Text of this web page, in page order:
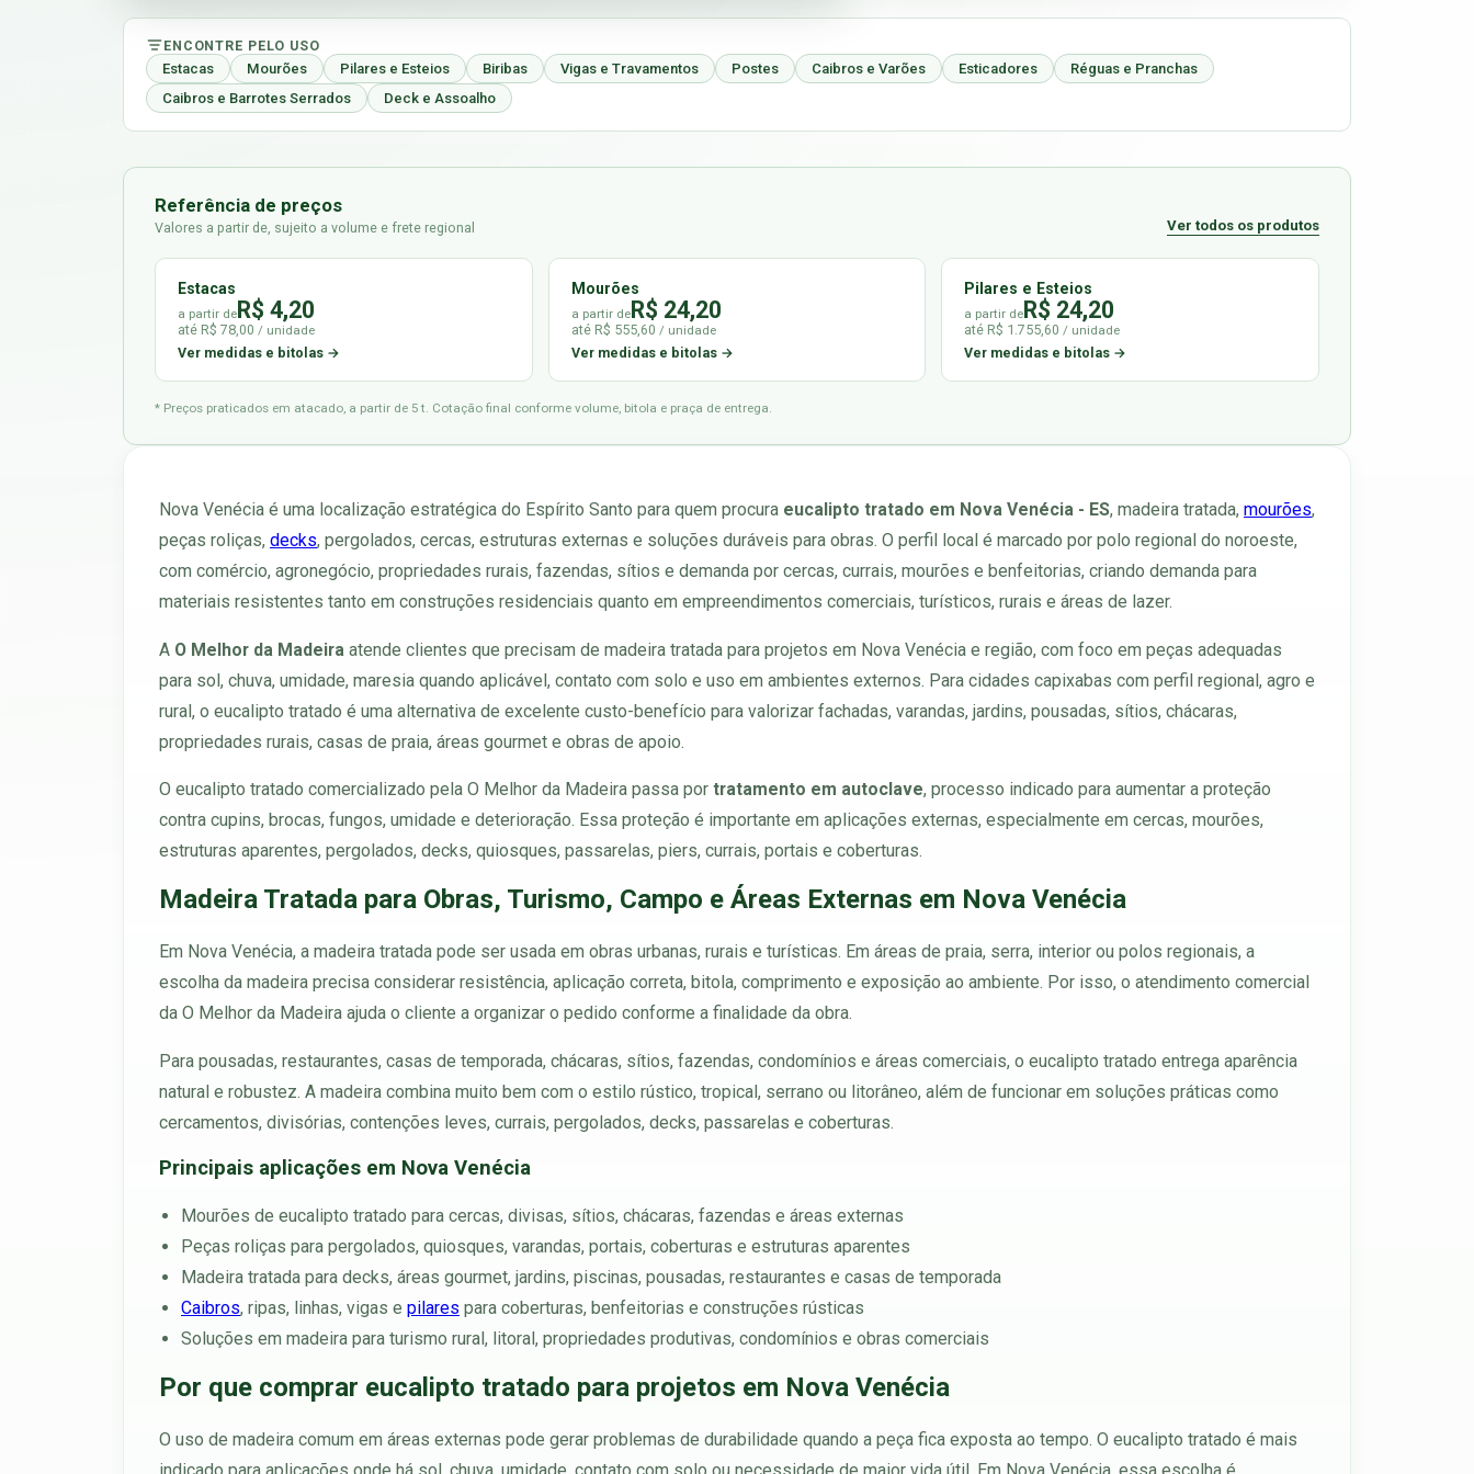
ENCONTRE PELO USO
Estacas
Mourões Pilares e Esteios Biribas Vigas e Travamentos Postes Caibros e Varões Esticadores
Réguas e Pranchas
Caibros e Barrotes Serrados
Deck e Assoalho
Referência de preços
Valores a partir de, sujeito a volume e frete regional Ver todos os produtos
Estacas
a partir deR$ 4,20
até R$ 78,00 / unidade
Ver medidas e bitolas →
Mourões
a partir deR$ 24,20
até R$ 555,60 / unidade
Ver medidas e bitolas →
Pilares e Esteios
a partir deR$ 24,20
até R$ 1.755,60/ unidade
Ver medidas e bitolas →
* Preços praticados em atacado, a partir de 5 t. Cotação final conforme volume, bitola e praça de entrega.
Nova Venécia é uma localização estratégica do Espírito Santo para quem procura eucalipto tratado em Nova Venécia - ES, madeira tratada, mourões,
peças roliças, decks, pergolados, cercas, estruturas externas e soluções duráveis para obras. O perfil local é marcado por polo regional do noroeste,
com comércio, agronegócio, propriedades rurais, fazendas, sítios e demanda por cercas, currais, mourões e benfeitorias, criando demanda para
materiais resistentes tanto em construções residenciais quanto em empreendimentos comerciais, turísticos, rurais e áreas de lazer.
A O Melhor da Madeira atende clientes que precisam de madeira tratada para projetos em Nova Venécia e região, com foco em peças adequadas
para sol, chuva, umidade, maresia quando aplicável, contato com solo e uso em ambientes externos. Para cidades capixabas com perfil regional, agro e
rural, o eucalipto tratado é uma alternativa de excelente custo-benefício para valorizar fachadas, varandas, jardins, pousadas, sítios, chácaras,
propriedades rurais, casas de praia, áreas gourmet e obras de apoio.
O eucalipto tratado comercializado pela O Melhor da Madeira passa por tratamento em autoclave, processo indicado para aumentar a proteção
contra cupins, brocas, fungos, umidade e deterioração. Essa proteção é importante em aplicações externas, especialmente em cercas, mourões,
estruturas aparentes, pergolados, decks, quiosques, passarelas, piers, currais, portais e coberturas.
Madeira Tratada para Obras, Turismo, Campo e Áreas Externas em Nova Venécia
Em Nova Venécia, a madeira tratada pode ser usada em obras urbanas, rurais e turísticas. Em áreas de praia, serra, interior ou polos regionais, a
escolha da madeira precisa considerar resistência, aplicação correta, bitola, comprimento e exposição ao ambiente. Por isso, o atendimento comercial
da O Melhor da Madeira ajuda o cliente a organizar o pedido conforme a finalidade da obra.
Para pousadas, restaurantes, casas de temporada, chácaras, sítios, fazendas, condomínios e áreas comerciais, o eucalipto tratado entrega aparência
natural e robustez. A madeira combina muito bem com o estilo rústico, tropical, serrano ou litorâneo, além de funcionar em soluções práticas como
cercamentos, divisórias, contenções leves, currais, pergolados, decks, passarelas e coberturas.
Principais aplicações em Nova Venécia
Mourões de eucalipto tratado para cercas, divisas, sítios, chácaras, fazendas e áreas externas
Peças roliças para pergolados, quiosques, varandas, portais, coberturas e estruturas aparentes
Madeira tratada para decks, áreas gourmet, jardins, piscinas, pousadas, restaurantes e casas de temporada
Caibros, ripas, linhas, vigas e pilares para coberturas, benfeitorias e construções rústicas
Soluções em madeira para turismo rural, litoral, propriedades produtivas, condomínios e obras comerciais
Por que comprar eucalipto tratado para projetos em Nova Venécia
O uso de madeira comum em áreas externas pode gerar problemas de durabilidade quando a peça fica exposta ao tempo. O eucalipto tratado é mais
indicado para aplicações onde há sol, chuva, umidade, contato com solo ou necessidade de maior vida útil. Em Nova Venécia, essa escolha é